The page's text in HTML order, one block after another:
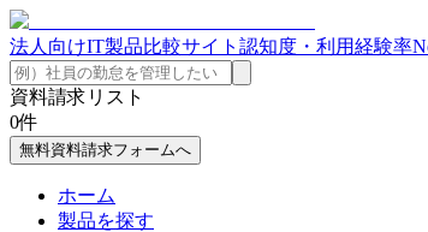
法人向けIT製品比較サイト 認知度・利用経験率
資料請求リスト
0件
無料資料請求フォームへ
ホーム
製品を探す